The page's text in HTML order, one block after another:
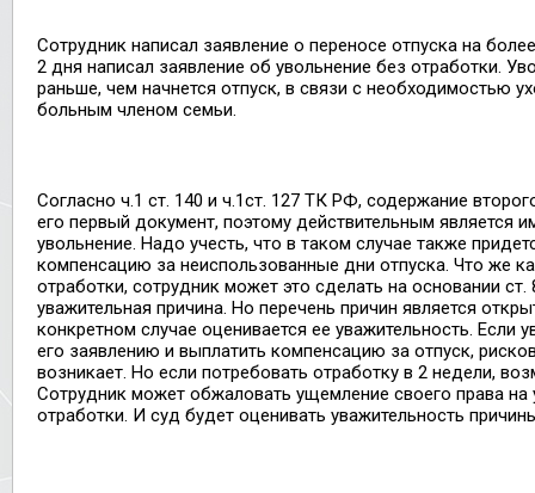
Сотрудник написал заявление о переносе отпуска на
2 дня написал заявление об увольнение без отработки.
раньше, чем начнется отпуск, в связи с необходимостью
больным членом семьи.
Согласно ч.1 ст. 140 и ч.1ст. 127 ТК РФ, содержание
его первый документ, поэтому действительным является
увольнение. Надо учесть, что в таком случае также
компенсацию за неиспользованные дни отпуска. Что же
отработки, сотрудник может это сделать на основании
уважительная причина. Но перечень причин является
конкретном случае оценивается ее уважительность. Если
его заявлению и выплатить компенсацию за отпуск,
возникает. Но если потребовать отработку в 2 недели,
Сотрудник может обжаловать ущемление своего права на
отработки. И суд будет оценивать уважительность